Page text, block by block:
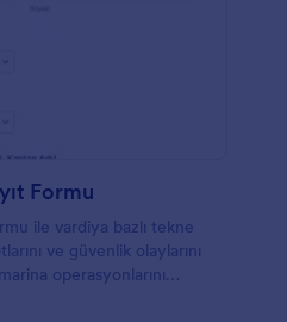
Formu
ile vardiya bazlı tekne
ve güvenlik olaylarını
operasyonlarını